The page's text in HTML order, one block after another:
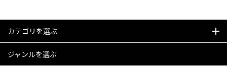
カテゴリを選ぶ
ジャンルを選ぶ